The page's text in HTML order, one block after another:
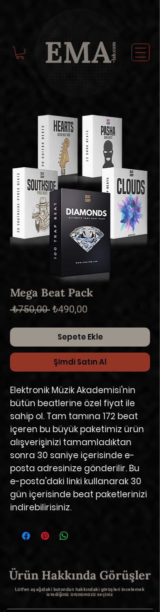
Mega Beat Pack
₺750,00 Normal
₺490,00
Sepete Ekle
Şimdi Satın Al
Elektronik Müzik Akademisi'nin
bütün beatlerine özel fiyat ile
sahip ol. Tam tamına 172 beat
içeren bu büyük paketimiz ürün
alışverişinizi tamamladıktan
sonra 30 saniye içerisinde e-
posta adresinize gönderilir. Bu
e-posta'daki linki kullanarak 30
gün içerisinde beat paketlerinizi
indirebilirisiniz.
Ürün Hakkında Görüşler
Lütfen aşağıdaki butondan hakkındaki görüşleri incelemek
istediğiniz ürünümüzü seçiniz